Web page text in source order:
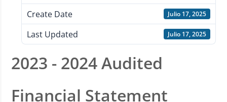
Create Date Julio 17, 2025
Last Updated Julio 17, 2025
2023 - 2024 Audited
Financial Statement